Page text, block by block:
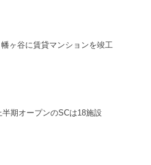
ヶ谷に賃貸マンションを竣工
半期オープンのSCは18施設